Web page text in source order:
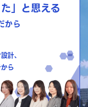
」と思える
から
計、
ら